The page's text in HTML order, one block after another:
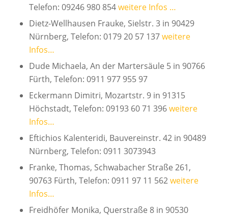
Telefon: 09246 980 854weitere Infos …
Dietz-Wellhausen Frauke, Sielstr. 3 in 90429
Nürnberg, Telefon: 0179 20 57 137weitere
Infos…
Dude Michaela, An der Martersäule 5 in 90766
Fürth, Telefon: 0911 977 955 97
Eckermann Dimitri, Mozartstr. 9 in 91315
Höchstadt, Telefon: 09193 60 71 396weitere
Infos…
Eftichios Kalenteridi, Bauvereinstr. 42 in 90489
Nürnberg, Telefon: 0911 3073943
Franke, Thomas, Schwabacher Straße 261,
90763 Fürth, Telefon: 0911 97 11 562weitere
Infos…
Freidhöfer Monika, Querstraße 8 in 90530